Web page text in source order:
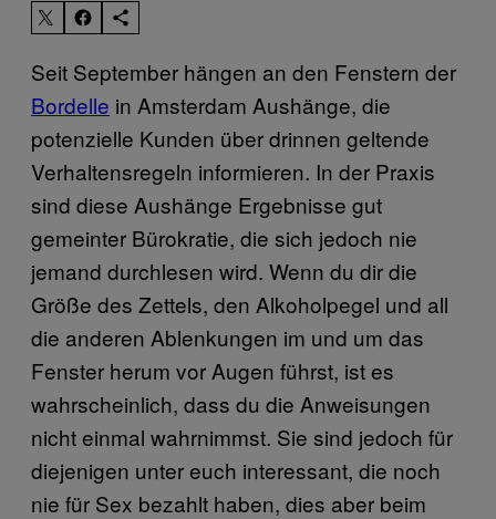
Seit September hängen an den Fenstern der
Bordelle in Amsterdam Aushänge, die
potenzielle Kunden über drinnen geltende
Verhaltensregeln informieren. In der Praxis
sind diese Aushänge Ergebnisse gut
gemeinter Bürokratie, die sich jedoch nie
jemand durchlesen wird. Wenn du dir die
Größe des Zettels, den Alkoholpegel und all
die anderen Ablenkungen im und um das
Fenster herum vor Augen führst, ist es
wahrscheinlich, dass du die Anweisungen
nicht einmal wahrnimmst. Sie sind jedoch für
diejenigen unter euch interessant, die noch
nie für Sex bezahlt haben, dies aber beim